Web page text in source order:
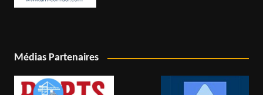
Médias Partenaires